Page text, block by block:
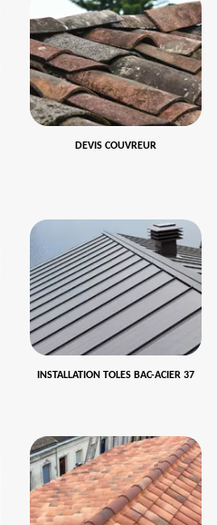
DEVIS COUVREUR
INSTALLATION TOLES BAC-ACIER 37